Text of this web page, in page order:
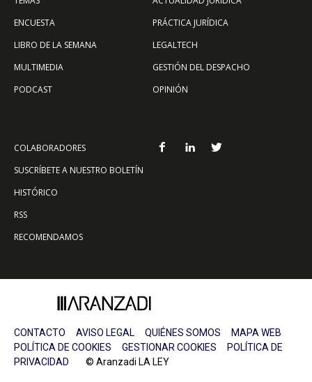
ENCUESTA
LIBRO DE LA SEMANA
MULTIMEDIA
PODCAST
PRÁCTICA JURÍDICA
LEGALTECH
GESTIÓN DEL DESPACHO
OPINIÓN
COLABORADORES
SUSCRÍBETE A NUESTRO BOLETÍN
HISTÓRICO
RSS
RECOMENDAMOS
CONTACTO AVISO LEGAL QUIÉNES SOMOS
MAPA WEB
POLÍTICA DE COOKIES
GESTIONAR COOKIES
POLÍTICA DE
PRIVACIDAD © Aranzadi LA LEY